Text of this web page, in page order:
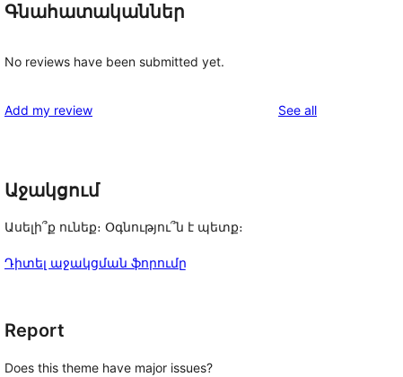
Գնահատականներ
No reviews have been submitted yet.
Add my review See allreviews
Աջակցում
Ասելի՞ք ունեք։ Օգնությու՞ն է պետք։
Դիտել աջակցման ֆորումը
Report
Does this theme have major issues?